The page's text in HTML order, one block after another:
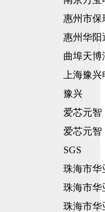
惠州市保
惠州华阳
曲埠天博
上海豫
豫兴
爱芯元智
爱芯元智
SGS
珠海市华
珠海市华
珠海市华